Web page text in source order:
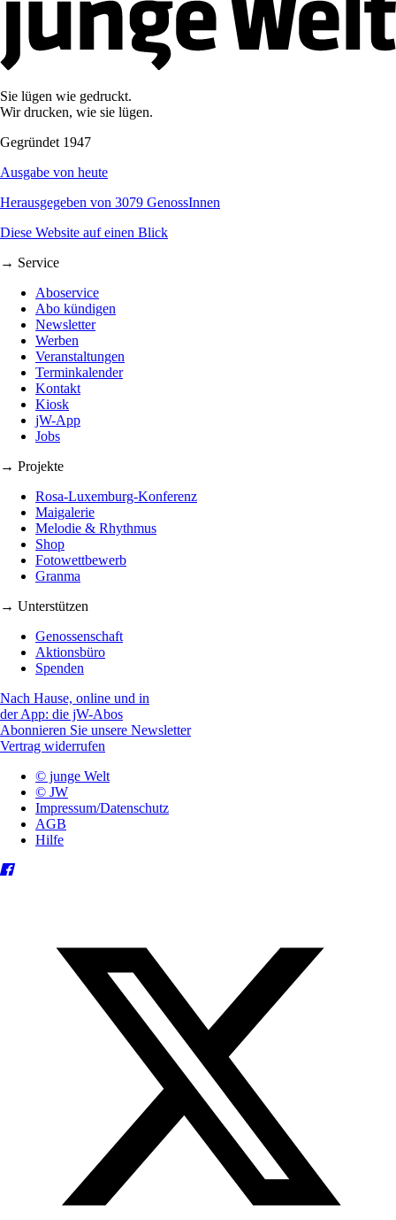
Sie lügen wie gedruckt.
Wir drucken, wie sie lügen.
Gegründet 1947
Ausgabe von heute
Herausgegeben von 3079 GenossInnen
Diese Website auf einen Blick
→ Service
Aboservice
Abo kündigen
Newsletter
Werben
Veranstaltungen
Terminkalender
Kontakt
Kiosk
jW-App
Jobs
→ Projekte
Rosa-Luxemburg-Konferenz
Maigalerie
Melodie & Rhythmus
Shop
Fotowettbewerb
Granma
→ Unterstützen
Genossenschaft
Aktionsbüro
Spenden
Nach Hause, online und in
der App: die jW-Abos
Abonnieren Sie unsere Newsletter
Vertrag widerrufen
© junge Welt
© JW
Impressum/Datenschutz
AGB
Hilfe